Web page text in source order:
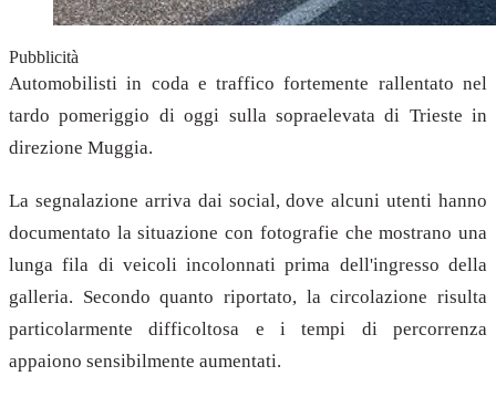
Pubblicità
Automobilisti in coda e traffico fortemente rallentato nel
tardo pomeriggio di oggi sulla sopraelevata di Trieste in
direzione Muggia.
La segnalazione arriva dai social, dove alcuni utenti hanno
documentato la situazione con fotografie che mostrano una
lunga fila di veicoli incolonnati prima dell'ingresso della
galleria. Secondo quanto riportato, la circolazione risulta
particolarmente difficoltosa e i tempi di percorrenza
appaiono sensibilmente aumentati.